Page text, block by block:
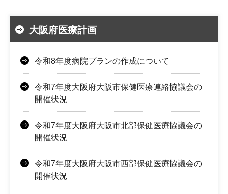
大阪府医療計画
令和8年度病院プランの作成について
令和7年度大阪府大阪市保健医療連絡協議会の
開催状況
令和7年度大阪府大阪市北部保健医療協議会の
開催状況
令和7年度大阪府大阪市西部保健医療協議会の
開催状況